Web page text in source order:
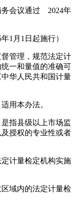
务会议通过 2024年
1月1日起施行）
管理，规范法定计
一和量值的准确可
华人民共和国计量
用本办法。
指县级以上市场监
授权的专业性或者
计量检定机构实施
域内的法定计量检